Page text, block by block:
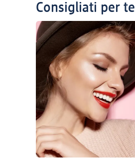
Consigliati per te